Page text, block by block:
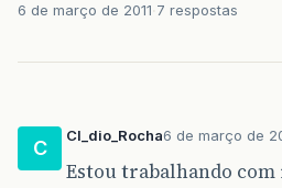
6 de março de 2011 7 respostas
C
Cl_dio_Rocha6 de março de
Estou trabalhando